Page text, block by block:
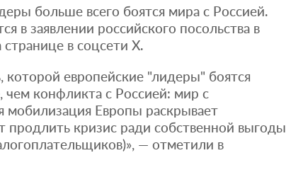
больше всего боятся мира с Россией.
в заявлении российского посольства в
в соцсети X.
которой европейские "лидеры" боятся
чем конфликта с Россией: мир с
мобилизация Европы раскрывает
продлить кризис ради собственной выгоды
— отметили в